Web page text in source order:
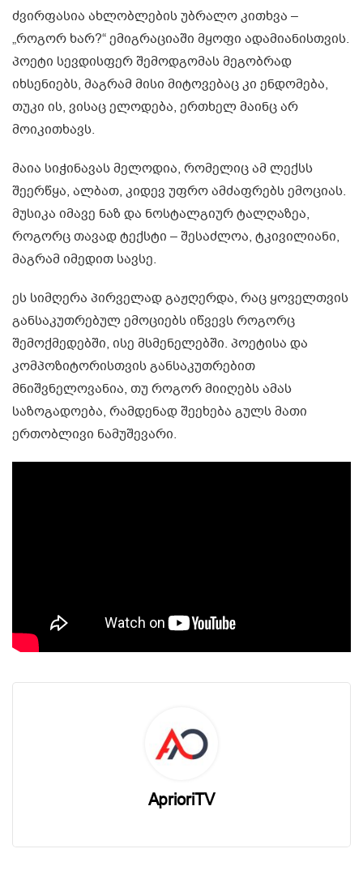
ძვირფასია ახლობლების უბრალო კითხვა –
„როგორ ხარ?“ ემიგრაციაში მყოფი ადამიანისთვის.
პოეტი სევდისფერ შემოდგომას მეგობრად
იხსენიებს, მაგრამ მისი მიტოვებაც კი ენდომება,
თუკი ის, ვისაც ელოდება, ერთხელ მაინც არ
მოიკითხავს.
მაია სიჭინავას მელოდია, რომელიც ამ ლექსს
შეერწყა, ალბათ, კიდევ უფრო ამძაფრებს ემოციას.
მუსიკა იმავე ნაზ და ნოსტალგიურ ტალღაზეა,
როგორც თავად ტექსტი – შესაძლოა, ტკივილიანი,
მაგრამ იმედით სავსე.
ეს სიმღერა პირველად გაჟღერდა, რაც ყოველთვის
განსაკუთრებულ ემოციებს იწვევს როგორც
შემოქმედებში, ისე მსმენელებში. პოეტისა და
კომპოზიტორისთვის განსაკუთრებით
მნიშვნელოვანია, თუ როგორ მიიღებს ამას
საზოგადოება, რამდენად შეეხება გულს მათი
ერთობლივი ნამუშევარი.
AprioriTV